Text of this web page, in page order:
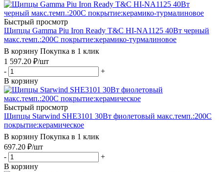
Быстрый просмотр
Щипцы Gamma Piu Iron Ready T&C HI-NA1125 40Вт черный
макс.темп.:200С покрытие:керамико-турмалиновое
В корзину Покупка в 1 клик
1 597.20 ₽/шт
-
+
В корзину
Быстрый просмотр
Щипцы Starwind SHE3101 30Вт фиолетовый макс.темп.:200С
покрытие:керамическое
В корзину Покупка в 1 клик
697.20 ₽/шт
-
+
В корзину